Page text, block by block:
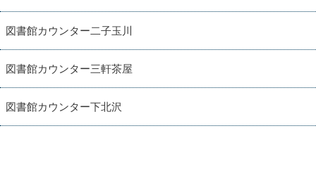
図書館カウンター二子玉川
図書館カウンター三軒茶屋
図書館カウンター下北沢